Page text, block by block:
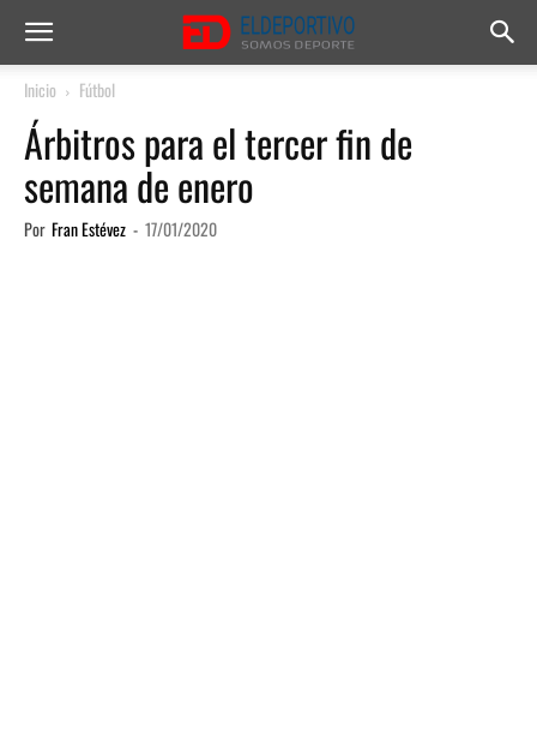
Inicio Fútbol
Árbitros para el tercer fin de
semana de enero
Por Fran Estévez - 17/01/2020